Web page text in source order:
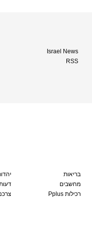
Israel News
RSS
בריאות
מחשבים
Pplus רכילות